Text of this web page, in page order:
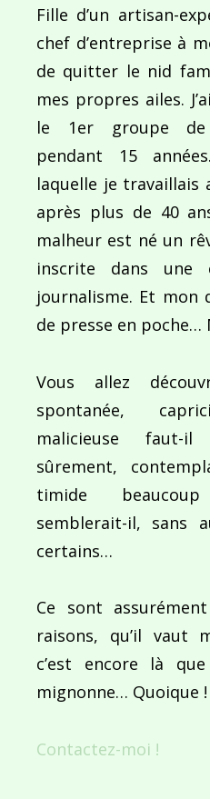
Fille d’un artisan-
chef d’entreprise à
de quitter le nid
mes propres ailes.
le 1er groupe de
pendant 15
laquelle je travaillais
après plus de 40
malheur est né un
inscrite dans une
journalisme. Et mon
de presse en poche…
Vous allez
spontanée,
malicieuse faut-
sûrement,
timide
semblerait-il, sans
certains…
Ce sont
raisons, qu’il vaut
c’est encore là
mignonne… Quoique !
Contactez-moi !